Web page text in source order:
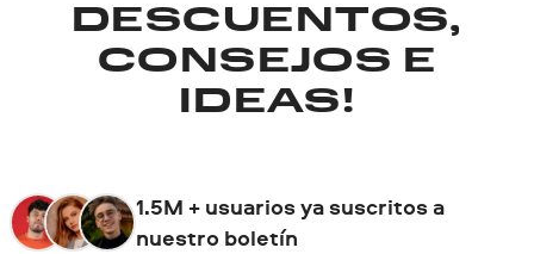
DESCUENTOS,
CONSEJOS E
IDEAS!
1.5M + usuarios ya suscritos a
nuestro boletín